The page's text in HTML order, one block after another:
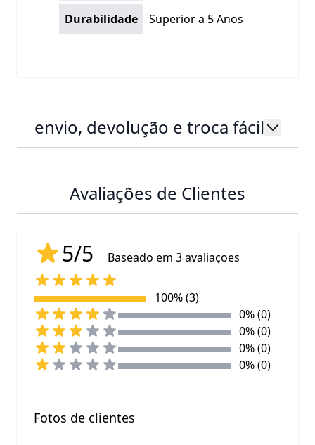
Durabilidade Superior a 5 Anos
envio, devolução e troca fácil
Avaliações de Clientes
5/5 Baseado em 3 avaliaçoes
100% (3)
0% (0)
0% (0)
0% (0)
0% (0)
Fotos de clientes